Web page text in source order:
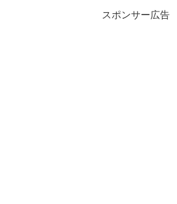
スポンサー広告